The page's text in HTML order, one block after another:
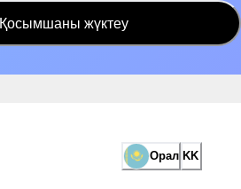
Қосымшаны жүктеу
Орал KK